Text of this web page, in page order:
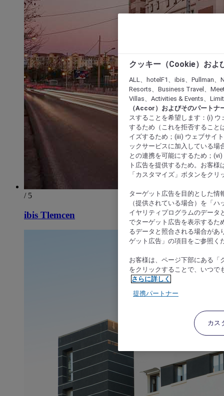
/ 5
ibis Tlemcen
クッキー（Cookie）およ
ALL、hotelF1、ibis、Pullman
Resorts、Business Travel、
Villas、Activities & Events、
（Accor）およびそのパートナ
スすることを希望します：(i)
するため（これを拒否すること
イズするため；(iii) ウェブサイ
ックサービスに加入している場
との連携を可能にするため；
ト広告を提供するため。お客
「カスタマイズ」ボタンをク
ターゲット広告を目的とした情
（提供されている場合）を「
イヤリティプログラムのデータ
でターゲット広告を表示するた
るデータと照合される場合があ
ゲット広告」の項目をご参照く
お客様は、ページ下部にある「
をクリックすることで、いつで
さらに詳しく
提携パートナー
カス